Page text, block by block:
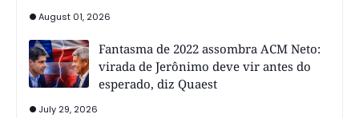
August 01, 2026
Fantasma de 2022 assombra ACM Neto:
virada de Jerônimo deve vir antes do
esperado, diz Quaest
July 29, 2026